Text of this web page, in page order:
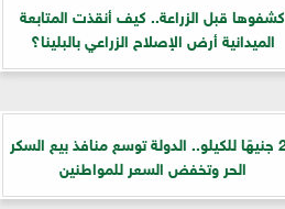
كشفوها قبل الزراعة.. كيف أنقذت المتابعة
الميدانية أرض الإصلاح الزراعي بالبلينا؟
25 جنيهًا للكيلو.. الدولة توسع منافذ بيع السكر
الحر وتخفض السعر للمواطنين